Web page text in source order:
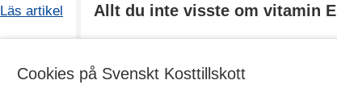
Cookies på Svenskt Kosttillskott
Läs artikel Allt du inte visste om vitamin E